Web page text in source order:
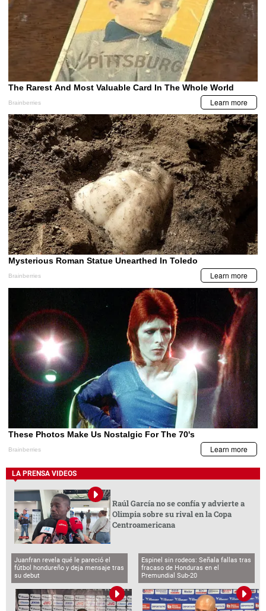
LA PRENSA VIDEOS
Raúl García no se confía y advierte a
Olimpia sobre su rival en la Copa
Centroamericana
Juanfran revela qué le pareció el
fútbol hondureño y deja mensaje tras
su debut
Espinel sin rodeos: Señala fallas tras
fracaso de Honduras en el
Premundial Sub-20